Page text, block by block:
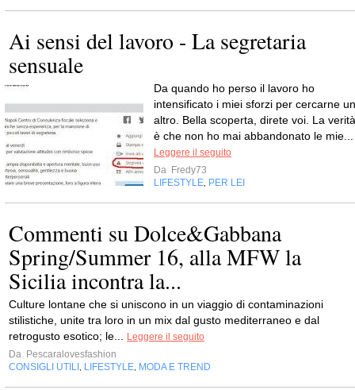
Ai sensi del lavoro - La segretaria
sensuale
Da quando ho perso il lavoro ho
intensificato i miei sforzi per cercarne un
altro. Bella scoperta, direte voi. La verità
è che non ho mai abbandonato le mie...
Leggere il seguito
Da Fredy73
LIFESTYLE PER LEI
Commenti su Dolce&Gabbana
Spring/Summer 16, alla MFW la
Sicilia incontra la...
Culture lontane che si uniscono in un viaggio di contaminazioni
stilistiche, unite tra loro in un mix dal gusto mediterraneo e dal
retrogusto esotico; le...
Leggere il seguito
Da Pescaralovesfashion
CONSIGLI UTILI LIFESTYLE MODA E TREND